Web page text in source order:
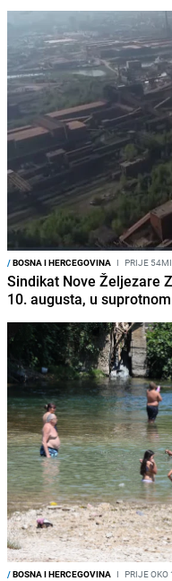
/BOSNA I HERCEGOVINA I PRIJE
Sindikat Nove Željezare
10. augusta, u
/BOSNA I HERCEGOVINA I PRIJE OKO